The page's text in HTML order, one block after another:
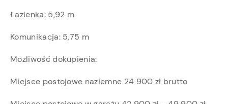
Łazienka: 5,92 m
Komunikacja: 5,75 m
Możliwość dokupienia:
Miejsce postojowe naziemne 24 900 zł brutto